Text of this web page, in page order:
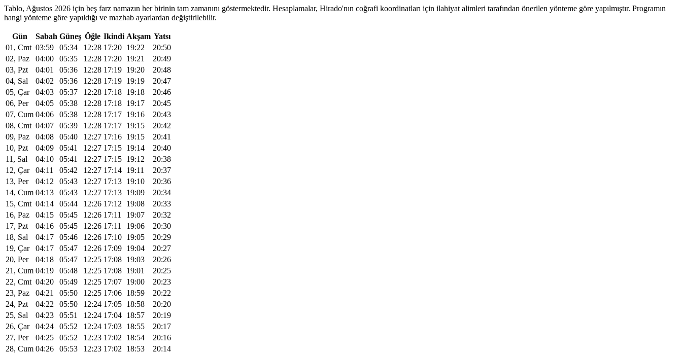
Tablo, Ağustos 2026 için beş farz namazın her birinin tam zamanını göstermektedir. Hesaplamalar, Hirado'nın coğrafi koordinatları için ilahiyat alimleri tarafından önerilen yönteme göre yapılmıştır. Programın
hangi yönteme göre yapıldığı ve mazhab ayarlardan değiştirilebilir.
Gün Sabah Güneş Öğle Ikindi Akşam Yatsı
01, Cmt 03:59 05:34 12:28 17:20 19:22
20:50
02, Paz
04:00 05:35 12:28 17:20 19:21
20:49
03, Pzt
04:01 05:36 12:28 17:19 19:20
20:48
04, Sal
04:02 05:36 12:28 17:19 19:19
20:47
05, Çar
04:03 05:37 12:28 17:18 19:18
20:46
06, Per
04:05 05:38 12:28 17:18 19:17
20:45
07, Cum 04:06 05:38 12:28 17:17 19:16
20:43
08, Cmt 04:07 05:39 12:28 17:17 19:15
20:42
09, Paz
04:08 05:40 12:27 17:16 19:15
20:41
10, Pzt
04:09 05:41 12:27 17:15 19:14
20:40
11, Sal
04:10 05:41 12:27 17:15 19:12
20:38
12, Çar
04:11 05:42 12:27 17:14 19:11
20:37
13, Per
04:12 05:43 12:27 17:13 19:10
20:36
14, Cum 04:13 05:43 12:27 17:13 19:09
20:34
15, Cmt 04:14 05:44 12:26 17:12 19:08
20:33
16, Paz
04:15 05:45 12:26 17:11 19:07
20:32
17, Pzt
04:16 05:45 12:26 17:11 19:06
20:30
18, Sal
04:17 05:46 12:26 17:10 19:05
20:29
19, Çar
04:17 05:47 12:26 17:09 19:04
20:27
20, Per
04:18 05:47 12:25 17:08 19:03
20:26
21, Cum 04:19 05:48 12:25 17:08 19:01
20:25
22, Cmt 04:20 05:49 12:25 17:07 19:00
20:23
23, Paz
04:21 05:50 12:25 17:06 18:59
20:22
24, Pzt
04:22 05:50 12:24 17:05 18:58
20:20
25, Sal
04:23 05:51 12:24 17:04 18:57
20:19
26, Çar
04:24 05:52 12:24 17:03 18:55
20:17
27, Per
04:25 05:52 12:23 17:02 18:54
20:16
28, Cum 04:26 05:53 12:23 17:02 18:53
20:14